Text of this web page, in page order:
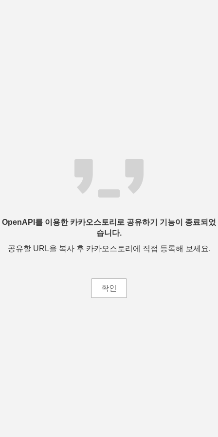
OpenAPI를 이용한 카카오스토리로 공유하기 기능이 종료되었
습니다.
공유할 URL을 복사 후 카카오스토리에 직접 등록해 보세요.
확인